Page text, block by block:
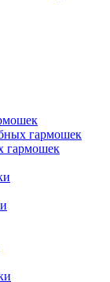
гармошек
гармошек